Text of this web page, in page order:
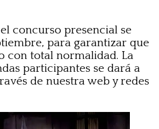
concurso presencial se
para garantizar que
con total normalidad. La
participantes se dará a
de nuestra web y redes